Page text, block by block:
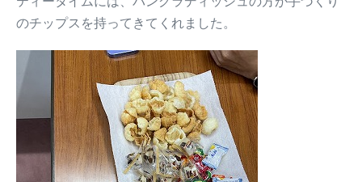
のチップスを持ってきてくれました。